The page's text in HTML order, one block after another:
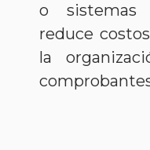
o sistemas
reduce
la